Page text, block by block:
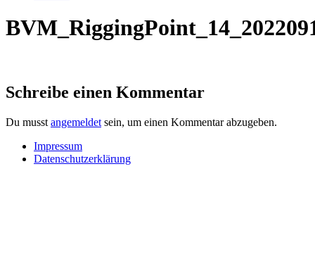
Schreibe einen Kommentar
Du musst angemeldet sein, um einen Kommentar abzugeben.
Impressum
Datenschutzerklärung